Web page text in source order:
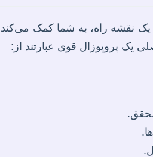
نقشه راه، به شما کمک می‌کند
یک پروپوزال قوی عبارتند از: